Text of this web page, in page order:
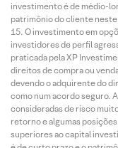
investimento é de médio-
patrimônio do cliente
O investimento em
investidores de perfil
praticada pela XP
direitos de compra ou
devendo o adquirente do
como num acordo seguro.
consideradas de risco
retorno e algumas
superiores ao capital